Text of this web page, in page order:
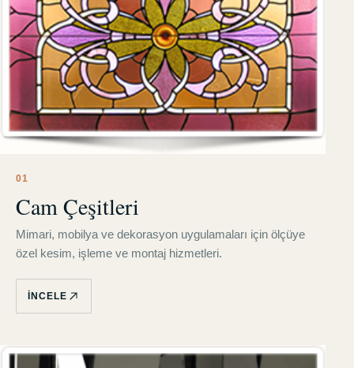
01
Cam Çeşitleri
Mimari, mobilya ve dekorasyon uygulamaları için ölçüye
özel kesim, işleme ve montaj hizmetleri.
İNCELE